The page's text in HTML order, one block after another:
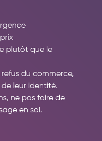
plutôt que le
du commerce,
leur identité.
ne pas faire de
en soi.